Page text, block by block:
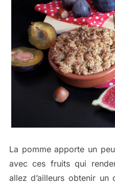
La pomme apporte un
avec ces fruits qui
allez d’ailleurs obtenir un